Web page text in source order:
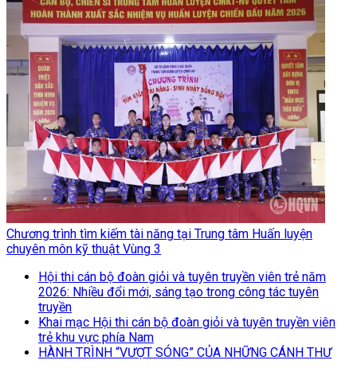
Chương trình tìm kiếm tài năng tại Trung tâm Huấn luyện
chuyên môn kỹ thuật Vùng 3
Hội thi cán bộ đoàn giỏi và tuyên truyền viên trẻ năm
2026: Nhiều đổi mới, sáng tạo trong công tác tuyên
truyền
Khai mạc Hội thi cán bộ đoàn giỏi và tuyên truyền viên
trẻ khu vực phía Nam
HÀNH TRÌNH “VƯỢT SÓNG” CỦA NHỮNG CÁNH THƯ